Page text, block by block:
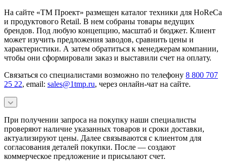
На сайте «ТМ Проект» размещен каталог техники для HoReCa
и продуктового Retail. В нем собраны товары ведущих
брендов. Под любую концепцию, масштаб и бюджет. Клиент
может изучить предложения заводов, сравнить цены и
характеристики. А затем обратиться к менеджерам компании,
чтобы они сформировали заказ и выставили счет на оплату.
Связаться со специалистами возможно по телефону 8 800 707
25 22, email: sales@1tmp.ru, через онлайн-чат на сайте.
При получении запроса на покупку наши специалисты
проверяют наличие указанных товаров и сроки доставки,
актуализируют цены. Далее связываются с клиентом для
согласования деталей покупки. После — создают
коммерческое предложение и присылают счет.